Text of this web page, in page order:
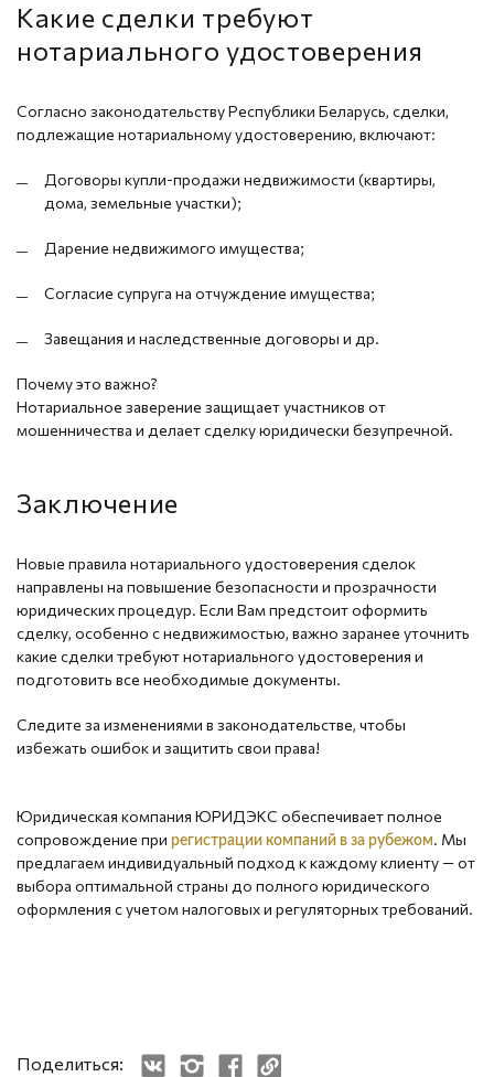
Какие сделки требуют
нотариального удостоверения
Согласно законодательству Республики Беларусь, сделки,
подлежащие нотариальному удостоверению, включают:
Договоры купли-продажи недвижимости (квартиры,
дома, земельные участки);
Дарение недвижимого имущества;
Согласие супруга на отчуждение имущества;
Завещания и наследственные договоры и др.
Почему это важно?
Нотариальное заверение защищает участников от
мошенничества и делает сделку юридически безупречной.
Заключение
Новые правила нотариального удостоверения сделок
направлены на повышение безопасности и прозрачности
юридических процедур. Если Вам предстоит оформить
сделку, особенно с недвижимостью, важно заранее уточнить
какие сделки требуют нотариального удостоверения и
подготовить все необходимые документы.
Следите за изменениями в законодательстве, чтобы
избежать ошибок и защитить свои права!
Юридическая компания ЮРИДЭКС обеспечивает полное
сопровождение при регистрации компаний в за рубежом. Мы
предлагаем индивидуальный подход к каждому клиенту — от
выбора оптимальной страны до полного юридического
оформления с учетом налоговых и регуляторных требований.
Поделиться: